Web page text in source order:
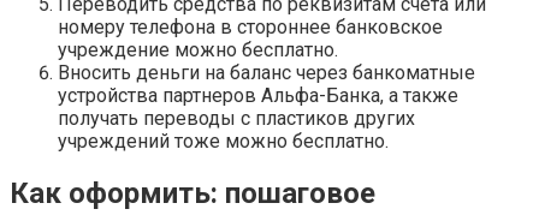
номеру телефона в стороннее банковское
учреждение можно бесплатно.
Вносить деньги на баланс через банкоматные
устройства партнеров Альфа-Банка, а также
получать переводы с пластиков других
учреждений тоже можно бесплатно.
Как оформить: пошаговое